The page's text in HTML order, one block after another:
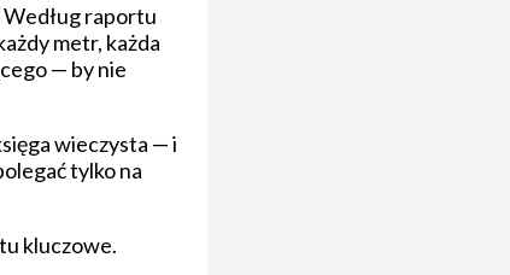
raportu
metr, każda
— by nie
wieczysta — i
tylko na
kluczowe.